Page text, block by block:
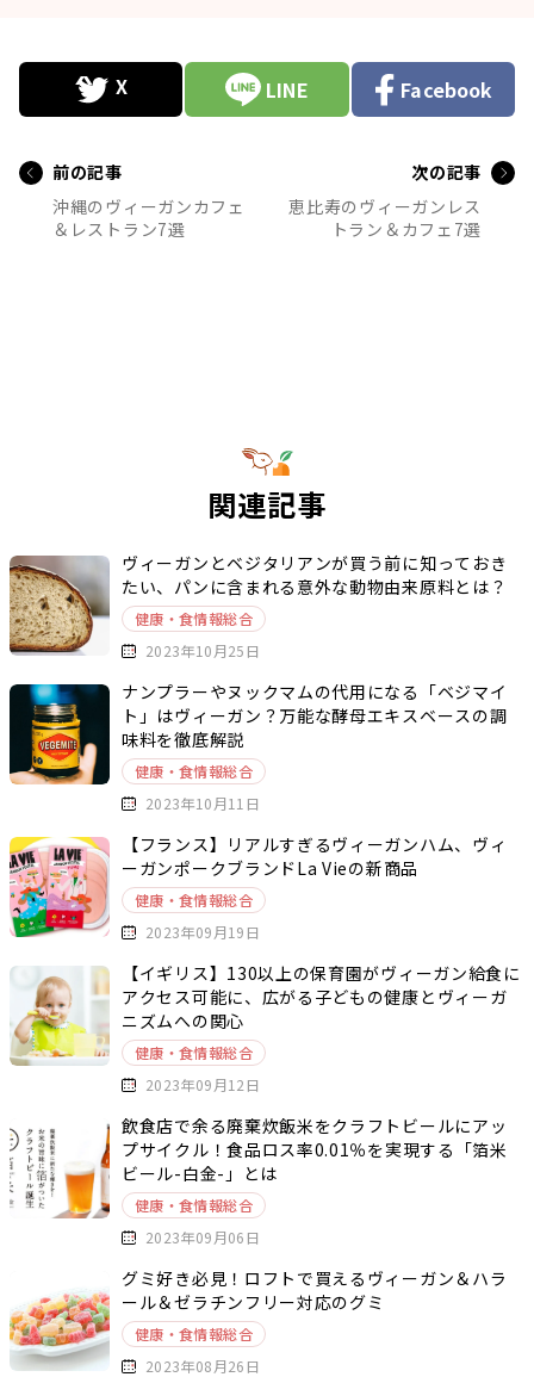
LINE Facebook
前の記事
沖縄のヴィーガンカフェ
＆レストラン7選
次の記事
恵比寿のヴィーガンレス
トラン＆カフェ7選
関連記事
ヴィーガンとベジタリアンが買う前に知っておき
たい、パンに含まれる意外な動物由来原料とは？
健康・食情報総合
2023年10月25日
ナンプラーやヌックマムの代用になる「ベジマイ
ト」はヴィーガン？万能な酵母エキスベースの調
味料を徹底解説
健康・食情報総合
2023年10月11日
【フランス】リアルすぎるヴィーガンハム、ヴィ
ーガンポークブランドLa Vieの新商品
健康・食情報総合
2023年09月19日
【イギリス】130以上の保育園がヴィーガン給食に
アクセス可能に、広がる子どもの健康とヴィーガ
ニズムへの関心
健康・食情報総合
2023年09月12日
飲食店で余る廃棄炊飯米をクラフトビールにアッ
プサイクル！食品ロス率0.01％を実現する「箔米
ビール-白金-」とは
健康・食情報総合
2023年09月06日
グミ好き必見！ロフトで買えるヴィーガン＆ハラ
ール＆ゼラチンフリー対応のグミ
健康・食情報総合
2023年08月26日